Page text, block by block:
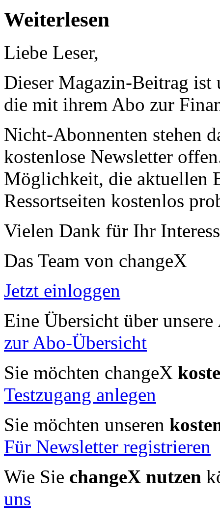
Weiterlesen
Liebe Leser,
Dieser Magazin-Beitrag ist
die mit ihrem Abo zur
Nicht-Abonnenten stehen
kostenlose Newsletter
Möglichkeit, die aktuellen
Ressortseiten kostenlos
Vielen Dank für Ihr
Das Team von changeX
Jetzt einloggen
Eine Übersicht über unsere
zur Abo-Übersicht
Sie möchten changeX
Testzugang anlegen
Sie möchten unseren
Für Newsletter registrieren
Wie Sie changeX nutzen
uns